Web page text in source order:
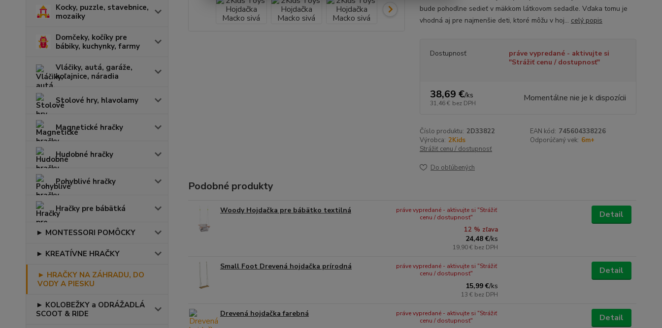
Kocky, puzzle, stavebnice,
mozaiky
Domčeky, kočíky pre
bábiky, kuchynky, farmy
Vláčiky, autá, garáže,
koľajnice, náradia
Stolové hry, hlavolamy
Magnetické hračky
Hudobné hračky
Pohyblivé hračky
Hračky pre bábätká
► MONTESSORI POMÔCKY
► KREATÍVNE HRAČKY
► HRAČKY NA ZÁHRADU, DO
VODY A PIESKU
► KOLOBEŽKY a ODRÁŽADLÁ
SCOOT & RIDE
bude pohodlne sedieť v mäkkom látkovom sedadle. Vďaka tomu je
vhodná aj pre najmenšie deti, ktoré môžu v hoj... celý popis
Dostupnosť
práve vypredané - aktivujte si
"Strážiť cenu / dostupnosť"
38,69 €/ks
31,46 € bez DPH Momentálne nie je k dispozícii
Číslo produktu: 2D33822 EAN kód: 745604338226
Výrobca: 2Kids Odporúčaný vek: 6m+
Strážiť cenu / dostupnosť
Do obľúbených
Podobné produkty
Woody Hojdačka pre bábätko textilná
12 % zľava
24,48 €/ks
19,90 € bez DPH
práve vypredané - aktivujte si "Strážiť
cenu / dostupnosť"
Detail
Small Foot Drevená hojdačka prírodná
15,99 €/ks
13 € bez DPH
práve vypredané - aktivujte si "Strážiť
cenu / dostupnosť"
Detail
Drevená hojdačka farebná
práve vypredané - aktivujte si "Strážiť
cenu / dostupnosť"
Detail